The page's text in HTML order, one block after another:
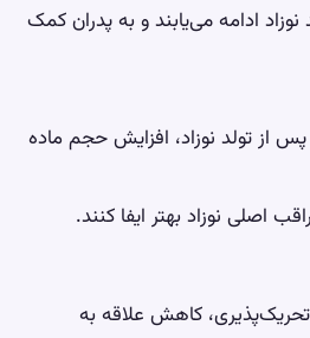
ادامه می‌یابند و به پدران کمک
از تولد نوزاد، افزایش حجم ماده
اصلی نوزاد بهتر ایفا کنند.
کاهش علاقه به